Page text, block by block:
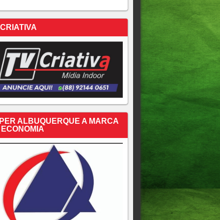
ALBUQUERQUE A MARCA
ECONOMIA